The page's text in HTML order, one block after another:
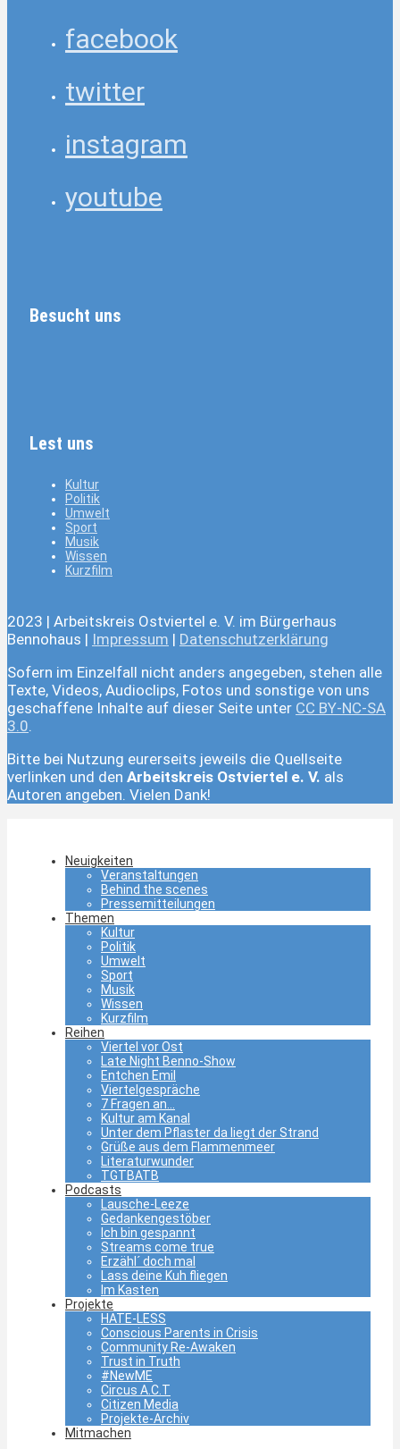
facebook
twitter
instagram
youtube
Besucht uns
Lest uns
Kultur
Politik
Umwelt
Sport
Musik
Wissen
Kurzfilm
2023 | Arbeitskreis Ostviertel e. V. im Bürgerhaus
Bennohaus | Impressum | Datenschutzerklärung
Sofern im Einzelfall nicht anders angegeben, stehen alle
Texte, Videos, Audioclips, Fotos und sonstige von uns
geschaffene Inhalte auf dieser Seite unter CC BY-NC-SA
3.0.
Bitte bei Nutzung eurerseits jeweils die Quellseite
verlinken und den Arbeitskreis Ostviertel e. V. als
Autoren angeben. Vielen Dank!
Neuigkeiten
Veranstaltungen
Behind the scenes
Pressemitteilungen
Themen
Kultur
Politik
Umwelt
Sport
Musik
Wissen
Kurzfilm
Reihen
Viertel vor Ost
Late Night Benno-Show
Entchen Emil
Viertelgespräche
7 Fragen an…
Kultur am Kanal
Unter dem Pflaster da liegt der Strand
Grüße aus dem Flammenmeer
Literaturwunder
TGTBATB
Podcasts
Lausche-Leeze
Gedankengestöber
Ich bin gespannt
Streams come true
Erzähl´ doch mal
Lass deine Kuh fliegen
Im Kasten
Projekte
HATE-LESS
Conscious Parents in Crisis
Community Re-Awaken
Trust in Truth
#NewME
Circus A.C.T
Citizen Media
Projekte-Archiv
Mitmachen